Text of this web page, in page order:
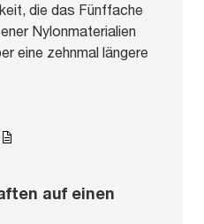
die das Fünffache
Nylonmaterialien
eine zehnmal längere
auf einen